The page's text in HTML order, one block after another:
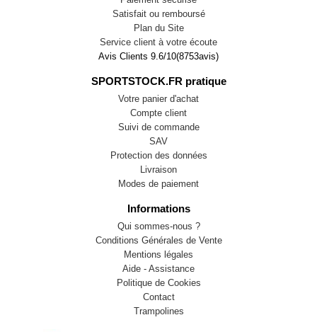
Satisfait ou remboursé
Plan du Site
Service client à votre écoute
Avis Clients 9.6/10(8753avis)
SPORTSTOCK.FR pratique
Votre panier d'achat
Compte client
Suivi de commande
SAV
Protection des données
Livraison
Modes de paiement
Informations
Qui sommes-nous ?
Conditions Générales de Vente
Mentions légales
Aide - Assistance
Politique de Cookies
Contact
Trampolines